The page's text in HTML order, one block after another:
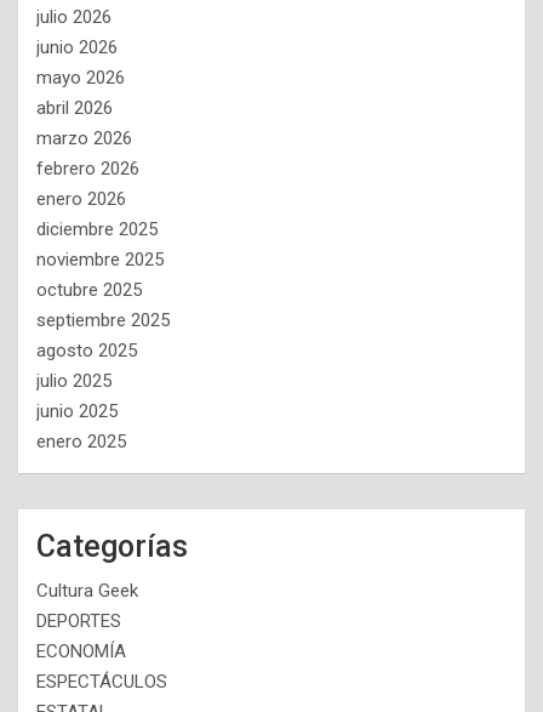
julio 2026
junio 2026
mayo 2026
abril 2026
marzo 2026
febrero 2026
enero 2026
diciembre 2025
noviembre 2025
octubre 2025
septiembre 2025
agosto 2025
julio 2025
junio 2025
enero 2025
Categorías
Cultura Geek
DEPORTES
ECONOMÍA
ESPECTÁCULOS